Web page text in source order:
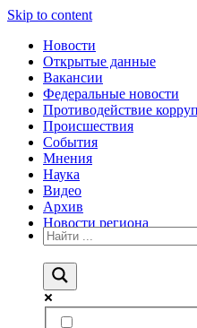
Skip to content
Новости
Открытые данные
Вакансии
Федеральные новости
Противодействие
Происшествия
События
Мнения
Наука
Видео
Архив
Новости региона